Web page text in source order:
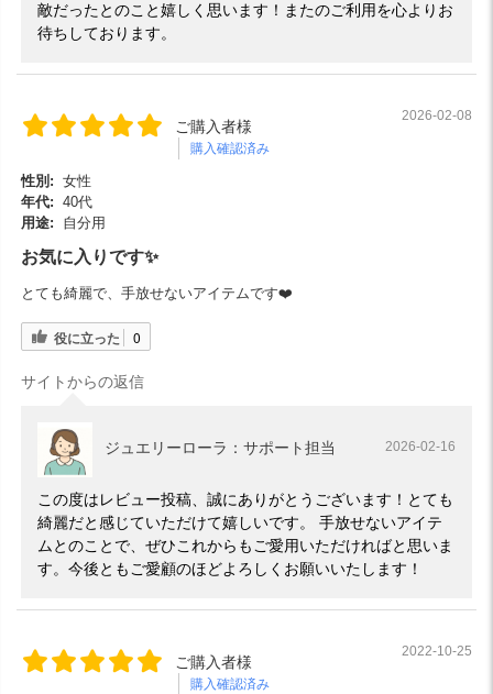
敵だったとのこと嬉しく思います！またのご利用を心よりお
待ちしております。
ご購入者様
購入確認済み
2026-02-08
性別: 女性
年代: 40代
用途:
自分用
お気に入りです✨
とても綺麗で、手放せないアイテムです❤️
役に立った 0
サイトからの返信
ジュエリーローラ：サポート担当 2026-02-16
この度はレビュー投稿、誠にありがとうございます！とても
綺麗だと感じていただけて嬉しいです。 手放せないアイテ
ムとのことで、ぜひこれからもご愛用いただければと思いま
す。今後ともご愛顧のほどよろしくお願いいたします！
ご購入者様
購入確認済み
2022-10-25